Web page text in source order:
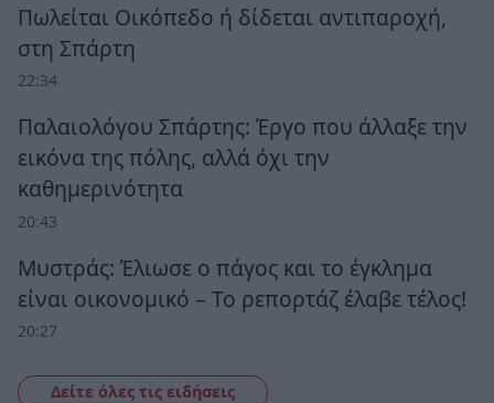
Πωλείται Οικόπεδο ή δίδεται αντιπαροχή,
στη Σπάρτη
22:34
Παλαιολόγου Σπάρτης: Έργο που άλλαξε την
εικόνα της πόλης, αλλά όχι την
καθημερινότητα
20:43
Μυστράς: Έλιωσε ο πάγος και το έγκλημα
είναι οικονομικό – Το ρεπορτάζ έλαβε τέλος!
20:27
Δείτε όλες τις ειδήσεις